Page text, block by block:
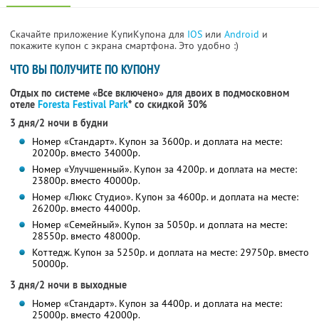
Скачайте приложение КупиКупона для IOS или Android и
покажите купон с экрана смартфона. Это удобно :)
ЧТО ВЫ ПОЛУЧИТЕ ПО КУПОНУ
Отдых по системе «Все включено» для двоих в подмосковном
отеле Foresta Festival Park* со скидкой 30%
3 дня/2 ночи в будни
Номер «Стандарт». Купон за 3600р. и доплата на месте:
20200р. вместо 34000р.
Номер «Улучшенный». Купон за 4200р. и доплата на месте:
23800р. вместо 40000р.
Номер «Люкс Студио». Купон за 4600р. и доплата на месте:
26200р. вместо 44000р.
Номер «Семейный». Купон за 5050р. и доплата на месте:
28550р. вместо 48000р.
Коттедж. Купон за 5250р. и доплата на месте: 29750р. вместо
50000р.
3 дня/2 ночи в выходные
Номер «Стандарт». Купон за 4400р. и доплата на месте:
25000р. вместо 42000р.